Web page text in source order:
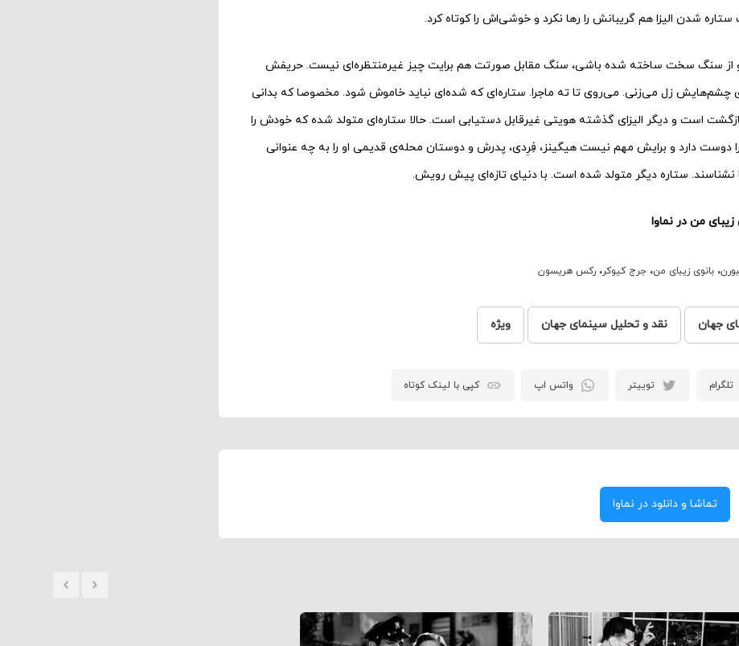
شدن الیزا هم گریبانش را رها نکرد و خوشی‌‌‌‌اش را کوتاه کرد.
و از سنگ سخت ساخته شده باشی، سنگ مقابل صورتت هم برایت چیز غیرمنتظره‌‌‌‌ای نیست. حریفش
زل می‌‌‌‌زنی. می‌‌‌‌روی تا ته ماجرا. ستاره‌‌‌‌ای که شده‌‌‌‌ای نباید خاموش شود. مخصوصا که بدانی
است و دیگر الیزای گذشته هویتی غیرقابل دستیابی است. حالا ستاره‌‌‌‌ای متولد شده که خودش را
دوست دارد و برایش مهم نیست هیگینز، فِرِدی، پدرش و دوستان محله‌‌‌‌ی قدیمی او را به چه عنوانی
نشناسند. ستاره دیگر متولد شده است. با دنیای تازه‌‌‌‌ای پیش رویش.
من در نماوا
، بانوی زیبای من، جرج کیوکر، رکس هریسون
جهان نقد و تحلیل سینمای جهان ویژه
تلگرام توییتر واتس اپ کپی با لینک کوتاه
تماشا و دانلود در نماوا